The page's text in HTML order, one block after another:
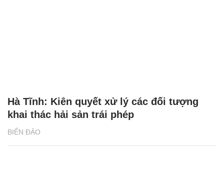
BIỂN ĐẢO
Hà Tĩnh: Kiên quyết xử lý các đối tượng
khai thác hải sản trái phép